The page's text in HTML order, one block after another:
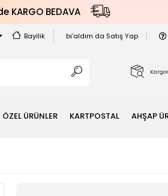
KARGO BEDAVA
Bayilik bi'aldım da Satış Yap
ÖZEL ÜRÜNLER KARTPOSTAL AHŞAP